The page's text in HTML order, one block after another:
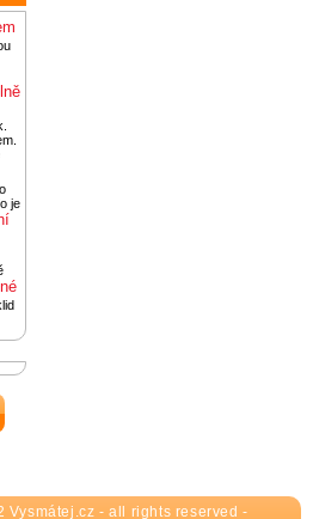
je
Vysmátej.cz - all rights reserved -